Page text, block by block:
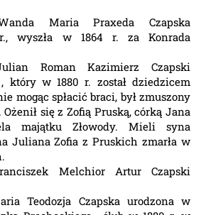
Wanda Maria Praxeda Czapska
wyszła w 1864 r. za Konrada
Julian Roman Kazimierz Czapski
który w 1880 r. został dziedzicem
mogąc spłacić braci, był zmuszony
Ożenił się z Zofią Pruską, córką Jana
majątku Złowody. Mieli syna
Juliana Zofia z Pruskich zmarła w
Franciszek Melchior Artur Czapski
Maria Teodozja Czapska urodzona w